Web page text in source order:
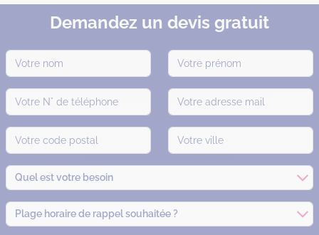
Demandez un devis gratuit
Quel est votre besoin
Plage horaire de rappel souhaitée ?